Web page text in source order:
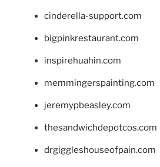
cinderella-support.com
bigpinkrestaurant.com
inspirehuahin.com
memmingerspainting.com
jeremypbeasley.com
thesandwichdepotcos.com
drgiggleshouseofpain.com